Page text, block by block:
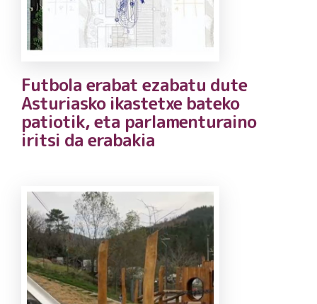
Futbola erabat ezabatu dute
Asturiasko ikastetxe bateko
patiotik, eta parlamenturaino
iritsi da erabakia